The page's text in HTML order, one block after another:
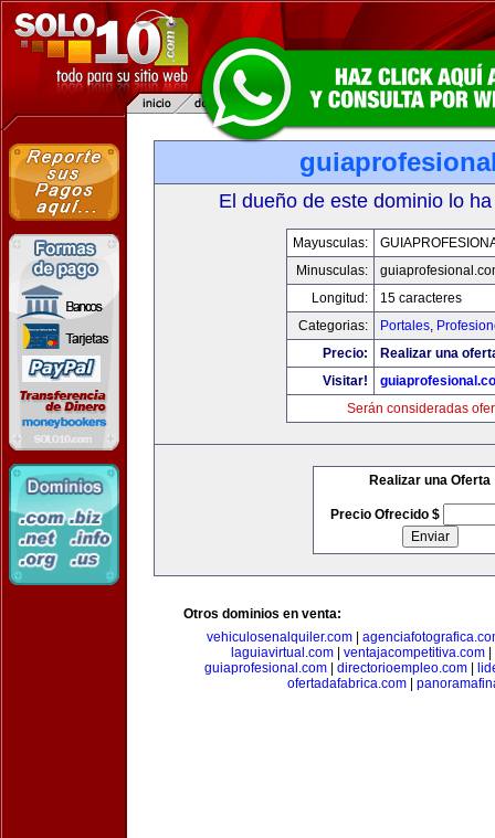
El dueño de este dominio lo
Mayusculas:
Minusculas:
Longitud:
15 caracteres
Categorias:
Portales,
Precio:
Realizar una
Visitar!
Serán consideradas
Realizar una Oferta
Precio Ofrecido $
Otros dominios en venta:
vehiculosenalquiler.com
laguiavirtual.com
ventajacompetitiva.com
guiaprofesional.com| directorioempleo.com|
ofertadafabrica.com|